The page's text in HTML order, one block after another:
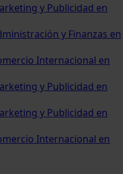
y Publicidad en
y Finanzas en
Internacional en
y Publicidad en
y Publicidad en
Internacional en